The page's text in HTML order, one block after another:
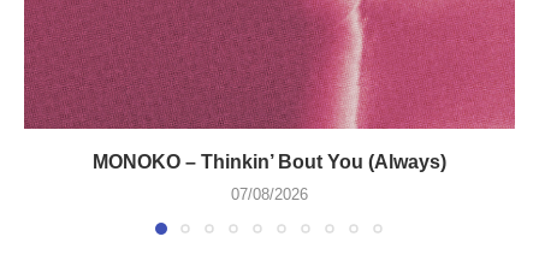
MONOKO – Thinkin’ Bout You (Always)
07/08/2026